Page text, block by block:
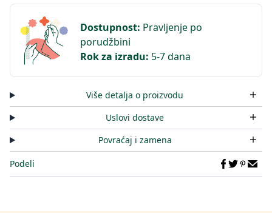
Dostupnost: Pravljenje po
porudžbini
Rok za izradu: 5-7 dana
Više detalja o proizvodu
Uslovi dostave
Povraćaj i zamena
Podeli